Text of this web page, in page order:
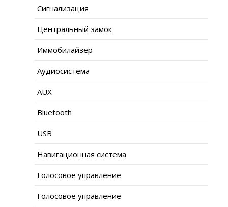
Сигнализация
Центральный замок
Иммобилайзер
Аудиосистема
AUX
Bluetooth
USB
Навигационная система
Голосовое управление
Голосовое управление